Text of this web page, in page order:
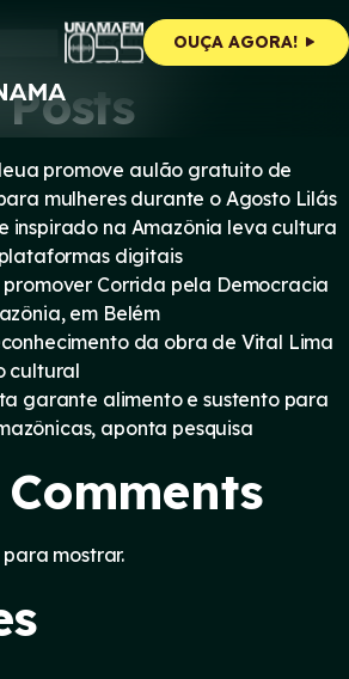
OUÇA AGORA!
Pesquisar
promove aulão gratuito de
mulheres durante o Agosto Lilás
inspirado na Amazônia leva cultura
digitais
promover Corrida pela Democracia
em Belém
da obra de Vital Lima
cultural
garante alimento e sustento para
aponta pesquisa
mostrar.